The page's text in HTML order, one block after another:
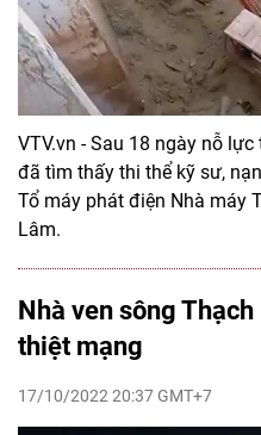
VTV.vn - Sau 18 ngày nỗ
đã tìm thấy thi thể kỹ sư,
Tổ máy phát điện Nhà máy
Lâm.
Nhà ven sông
thiệt mạng
17/10/2022 20:37 GMT+7